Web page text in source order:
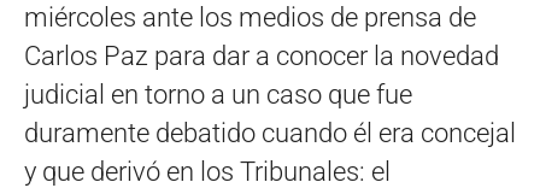
miércoles ante los medios de prensa de
Carlos Paz para dar a conocer la novedad
judicial en torno a un caso que fue
duramente debatido cuando él era concejal
y que derivó en los Tribunales: el